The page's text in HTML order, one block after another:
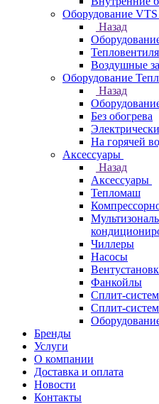
Оборудование VTS
Назад
Воздушные
Оборудование
Назад
Без обогрева
На горячей
Аксессуары
Назад
Аксессуары
Тепломаш
Чиллеры
Насосы
Фанкойлы
Сплит-
Сплит-
Бренды
Услуги
О компании
Доставка и оплата
Новости
Контакты